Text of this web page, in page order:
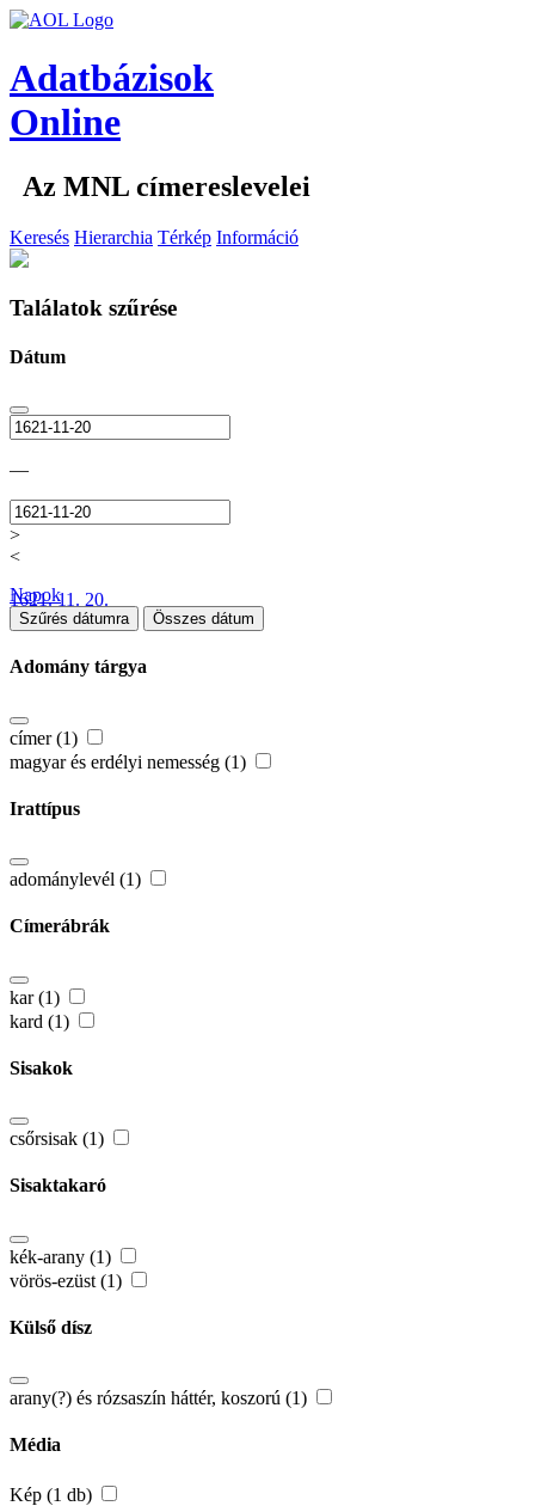
Adatbázisok
Online
Az MNL címereslevelei
Keresés Hierarchia Térkép Információ
Találatok szűrése
Dátum
—
>
<
1621. 11. 20.
Napok
Szűrés dátumra Összes dátum
Adomány tárgya
címer (1)
magyar és erdélyi nemesség (1)
Irattípus
adománylevél (1)
Címerábrák
kar (1)
kard (1)
Sisakok
csőrsisak (1)
Sisaktakaró
kék-arany (1)
vörös-ezüst (1)
Külső dísz
arany(?) és rózsaszín háttér, koszorú (1)
Média
Kép (1 db)